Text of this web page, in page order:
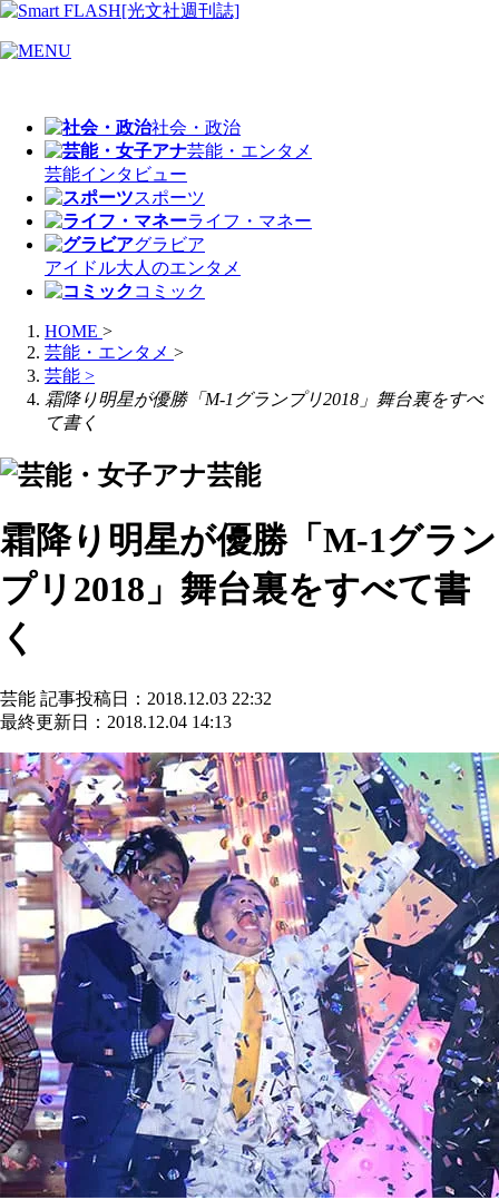
社会・政治
芸能・エンタメ
芸能インタビュー
スポーツ
ライフ・マネー
グラビア
アイドル大人のエンタメ
コミック
HOME >
芸能・エンタメ >
芸能 >
霜降り明星が優勝「M-1グランプリ2018」舞台裏をすべ
て書く
芸能
霜降り明星が優勝「M-1グラン
プリ2018」舞台裏をすべて書
く
芸能 記事投稿日：2018.12.03 22:32
最終更新日：2018.12.04 14:13